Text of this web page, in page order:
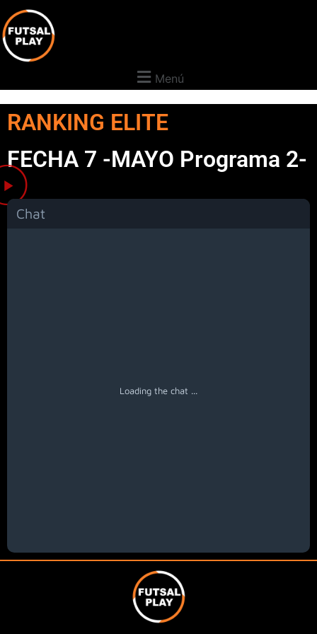
Menú
RANKING ELITE
FECHA 7 -MAYO Programa 2-
Chat
Loading the chat ...